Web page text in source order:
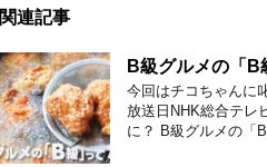
関連記事
B級グルメの「B
今回はチコちゃん
放送日NHK総合テレ
に？ B級グルメの「